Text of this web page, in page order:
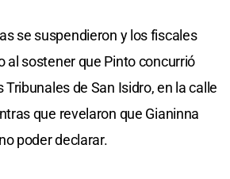
se suspendieron y los fiscales
al sostener que Pinto concurrió
Tribunales de San Isidro, en la calle
que revelaron que Gianinna
poder declarar.